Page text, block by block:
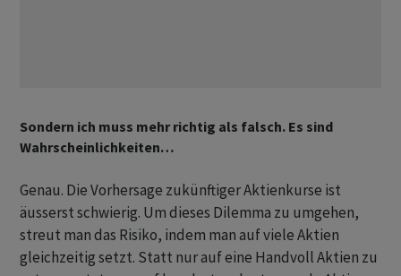
Sondern ich muss mehr richtig als falsch. Es sind
Wahrscheinlichkeiten…
Genau. Die Vorhersage zukünftiger Aktienkurse ist
äusserst schwierig. Um dieses Dilemma zu umgehen,
streut man das Risiko, indem man auf viele Aktien
gleichzeitig setzt. Statt nur auf eine Handvoll Aktien zu